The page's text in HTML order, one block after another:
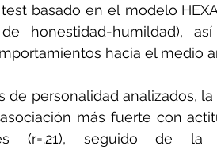
basado en el modelo
honestidad-humildad),
hacia el medio
de personalidad analizados,
más fuerte con
(r=.21), seguido de la